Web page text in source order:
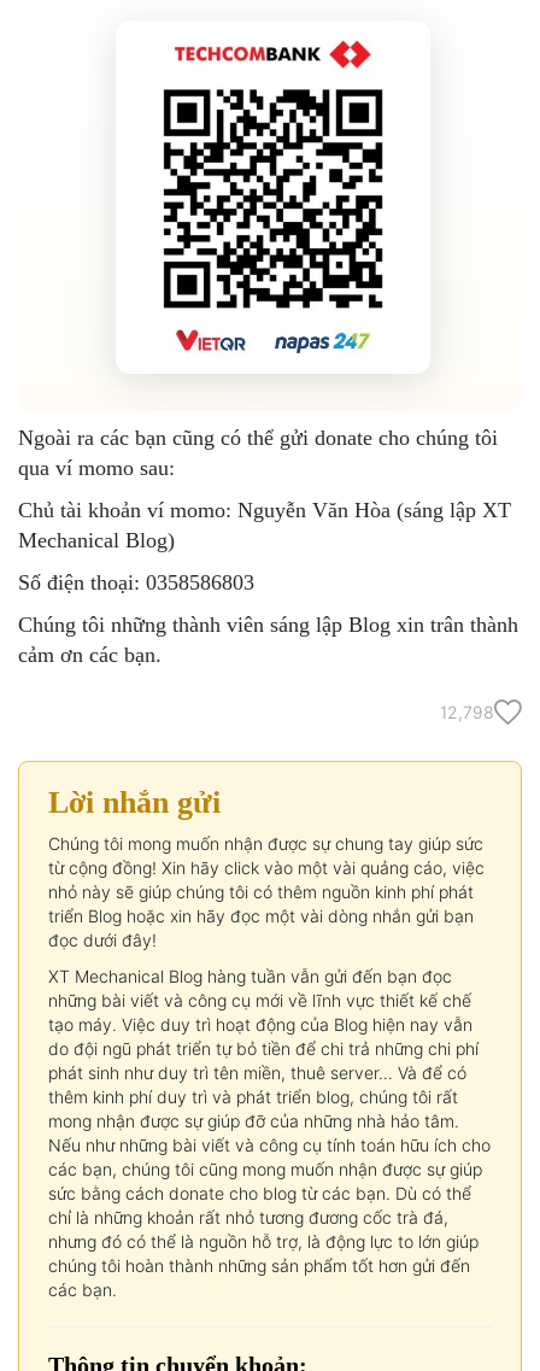
Ngoài ra các bạn cũng có thể gửi donate cho chúng tôi
qua ví momo sau:
Chủ tài khoản ví momo: Nguyễn Văn Hòa (sáng lập XT
Mechanical Blog)
Số điện thoại: 0358586803
Chúng tôi những thành viên sáng lập Blog xin trân thành
cảm ơn các bạn.
12,798
Lời nhắn gửi
Chúng tôi mong muốn nhận được sự chung tay giúp sức
từ cộng đồng! Xin hãy click vào một vài quảng cáo, việc
nhỏ này sẽ giúp chúng tôi có thêm nguồn kinh phí phát
triển Blog hoặc xin hãy đọc một vài dòng nhắn gửi bạn
đọc dưới đây!
XT Mechanical Blog hàng tuần vẫn gửi đến bạn đọc
những bài viết và công cụ mới về lĩnh vực thiết kế chế
tạo máy. Việc duy trì hoạt động của Blog hiện nay vẫn
do đội ngũ phát triển tự bỏ tiền để chi trả những chi phí
phát sinh như duy trì tên miền, thuê server… Và để có
thêm kinh phí duy trì và phát triển blog, chúng tôi rất
mong nhận được sự giúp đỡ của những nhà hảo tâm.
Nếu như những bài viết và công cụ tính toán hữu ích cho
các bạn, chúng tôi cũng mong muốn nhận được sự giúp
sức bằng cách donate cho blog từ các bạn. Dù có thể
chỉ là những khoản rất nhỏ tương đương cốc trà đá,
nhưng đó có thể là nguồn hỗ trợ, là động lực to lớn giúp
chúng tôi hoàn thành những sản phẩm tốt hơn gửi đến
các bạn.
Thông tin chuyển khoản: